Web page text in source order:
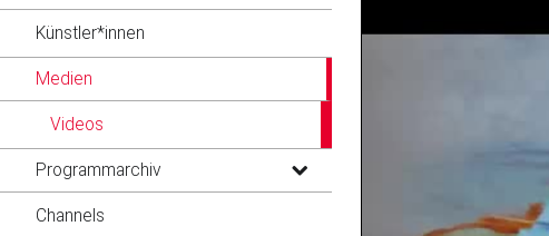
Künstler*innen
Medien
Videos
Programmarchiv
Channels